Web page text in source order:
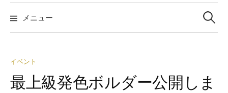
メニュー
検
索:
イベント
最上級発色ボルダー公開しま